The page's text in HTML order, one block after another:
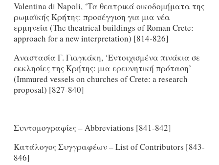
Valentina di Napoli, ‘Τα θεατρικά οικοδομήματα της
ρωμαϊκής Κρήτης: προσέγγιση για μια νέα
ερμηνεία (The theatrical buildings of Roman Crete:
approach for a new interpretation) [814-826]
Αναστασία Γ. Γιαγκάκη, ‘Εντοιχισμένα πινάκια σε
εκκλησίες της Κρήτης: μια ερευνητική πρόταση’
(Immured vessels on churches of Crete: a research
proposal) [827-840]
Συντομογραφίες – Abbreviations [841-842]
Κατάλογος Συγγραφέων – List of Contributors [843-
846]